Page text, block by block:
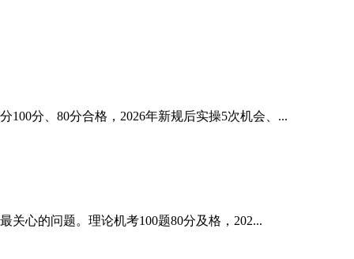
分、80分合格，2026年新规后实操5次机会、...
心的问题。理论机考100题80分及格，202...